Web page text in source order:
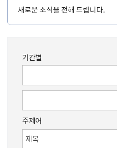
새로운 소식을 전해 드립니다.
기간별
주제어